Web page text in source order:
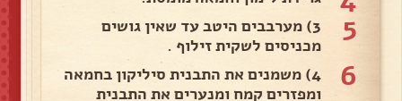
5
3) מערבבים היטב עד שאין גושים
מכניסים לשקית זילוף .
6
4) משמנים את התבנית סיליקון בחמאה
ומפזרים קמח ומנערים את התבנית